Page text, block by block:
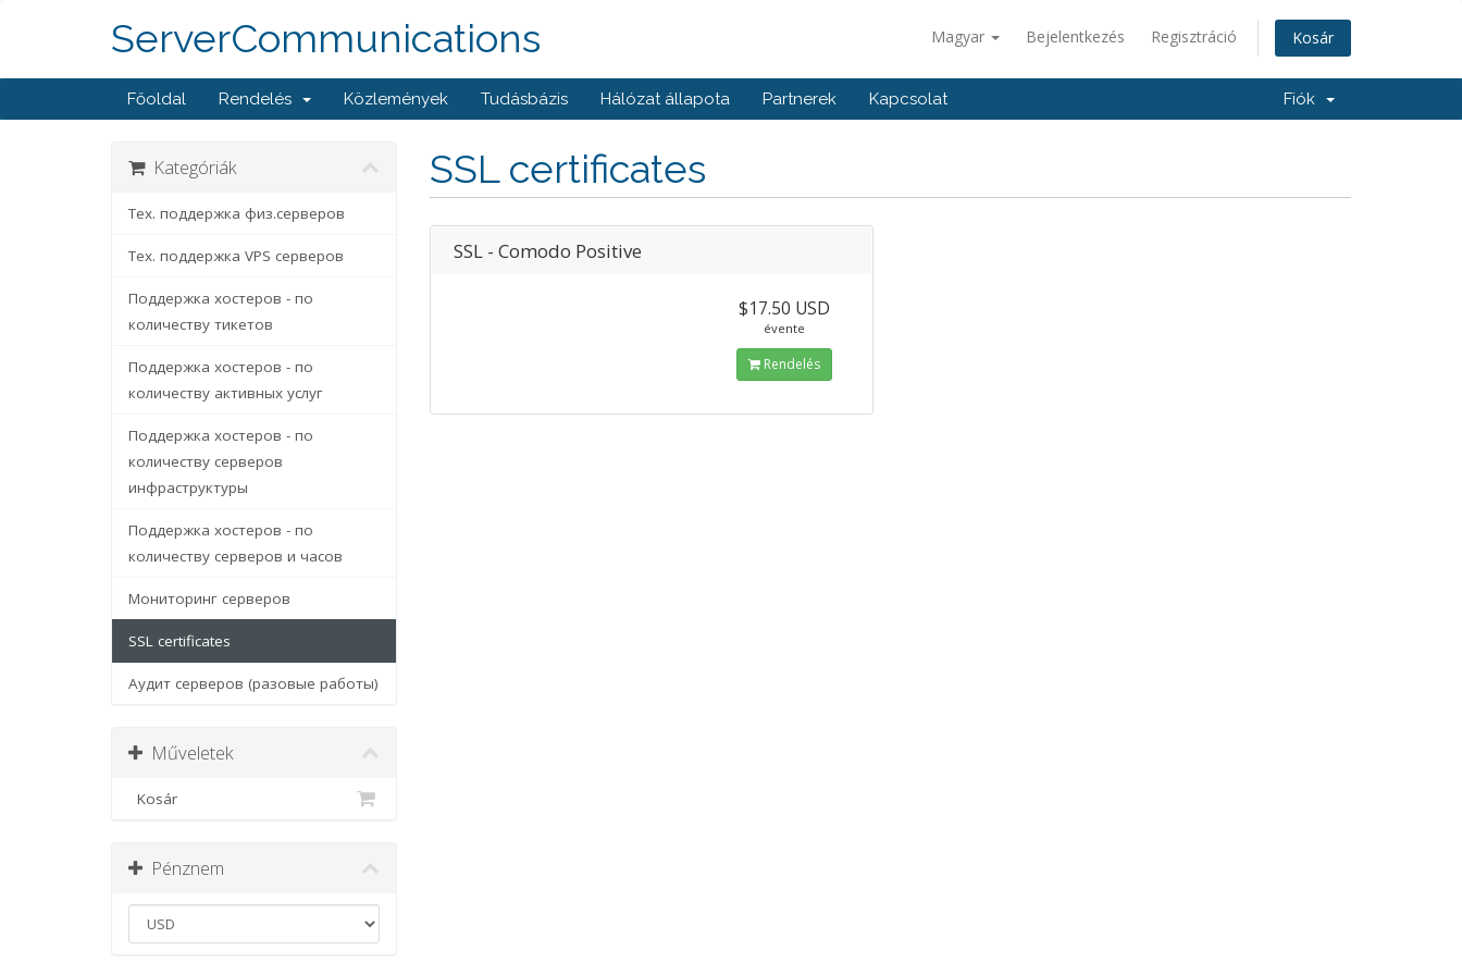
Magyar Bejelentkezés Regisztráció Kosár
ServerCommunications
Főoldal Rendelés Közlemények Tudásbázis Hálózat állapota Partnerek Kapcsolat Fiók
SSL certificates
Kategóriák
Тех. поддержка физ.серверов
Тех. поддержка VPS серверов
Поддержка хостеров - по
количеству тикетов
Поддержка хостеров - по
количеству активных услуг
Поддержка хостеров - по
количеству серверов
инфраструктуры
Поддержка хостеров - по
количеству серверов и часов
Мониторинг серверов
SSL certificates
Аудит серверов (разовые работы)
Műveletek
Kosár
Pénznem
SSL - Comodo Positive
$17.50 USD
évente
Rendelés